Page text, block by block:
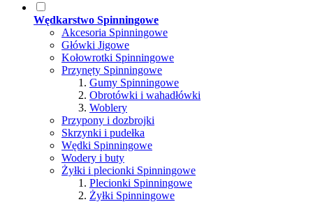
Wędkarstwo Spinningowe
Akcesoria Spinningowe
Główki Jigowe
Kołowrotki Spinningowe
Przynęty Spinningowe
Gumy Spinningowe
Obrotówki i wahadłówki
Woblery
Przypony i dozbrojki
Skrzynki i pudełka
Wędki Spinningowe
Wodery i buty
Żyłki i plecionki Spinningowe
Plecionki Spinningowe
Żyłki Spinningowe